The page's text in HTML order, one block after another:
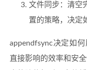
文件同步：清空
置的策略，决定
appendfsync决定如
直接影响的效率和安全